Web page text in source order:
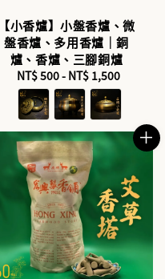
【小香爐】小盤香爐、微
盤香爐、多用香爐｜銅
爐、香爐、三腳銅爐
Regular
price
NT$ 500- NT$ 1,500